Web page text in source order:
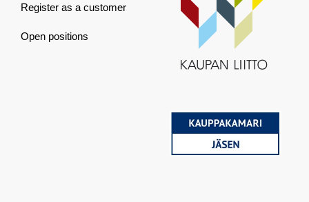
Register as a customer
Open positions